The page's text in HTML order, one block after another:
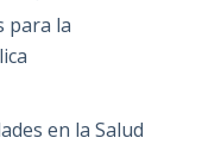
para la
en la Salud